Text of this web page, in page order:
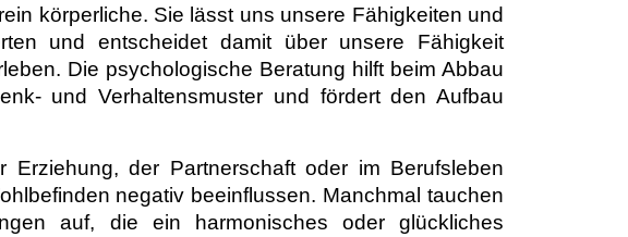
körperliche. Sie lässt uns unsere Fähigkeiten und
und entscheidet damit über unsere Fähigkeit
Die psychologische Beratung hilft beim Abbau
und Verhaltensmuster und fördert den Aufbau
Erziehung, der Partnerschaft oder im Berufsleben
negativ beeinflussen. Manchmal tauchen
auf, die ein harmonisches oder glückliches